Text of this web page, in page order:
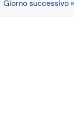
Giorno successivo »